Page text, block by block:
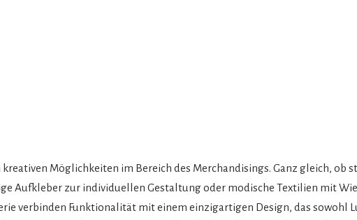
Möglichkeiten im Bereich des Merchandisings. Ganz gleich, ob
Aufkleber zur individuellen Gestaltung oder modische Textilien mit
verbinden Funktionalität mit einem einzigartigen Design, das sowohl